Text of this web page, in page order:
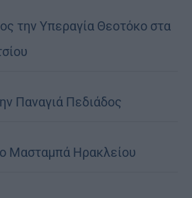
την Υπεραγία Θεοτόκο στα
Παναγιά Πεδιάδος
Μασταμπά Ηρακλείου